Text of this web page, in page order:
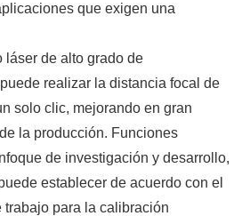
que exigen una
láser de alto grado de
realizar la distancia focal de
solo clic, mejorando en gran
la producción. Funciones
de investigación y desarrollo,
establecer de acuerdo con el
trabajo para la calibración